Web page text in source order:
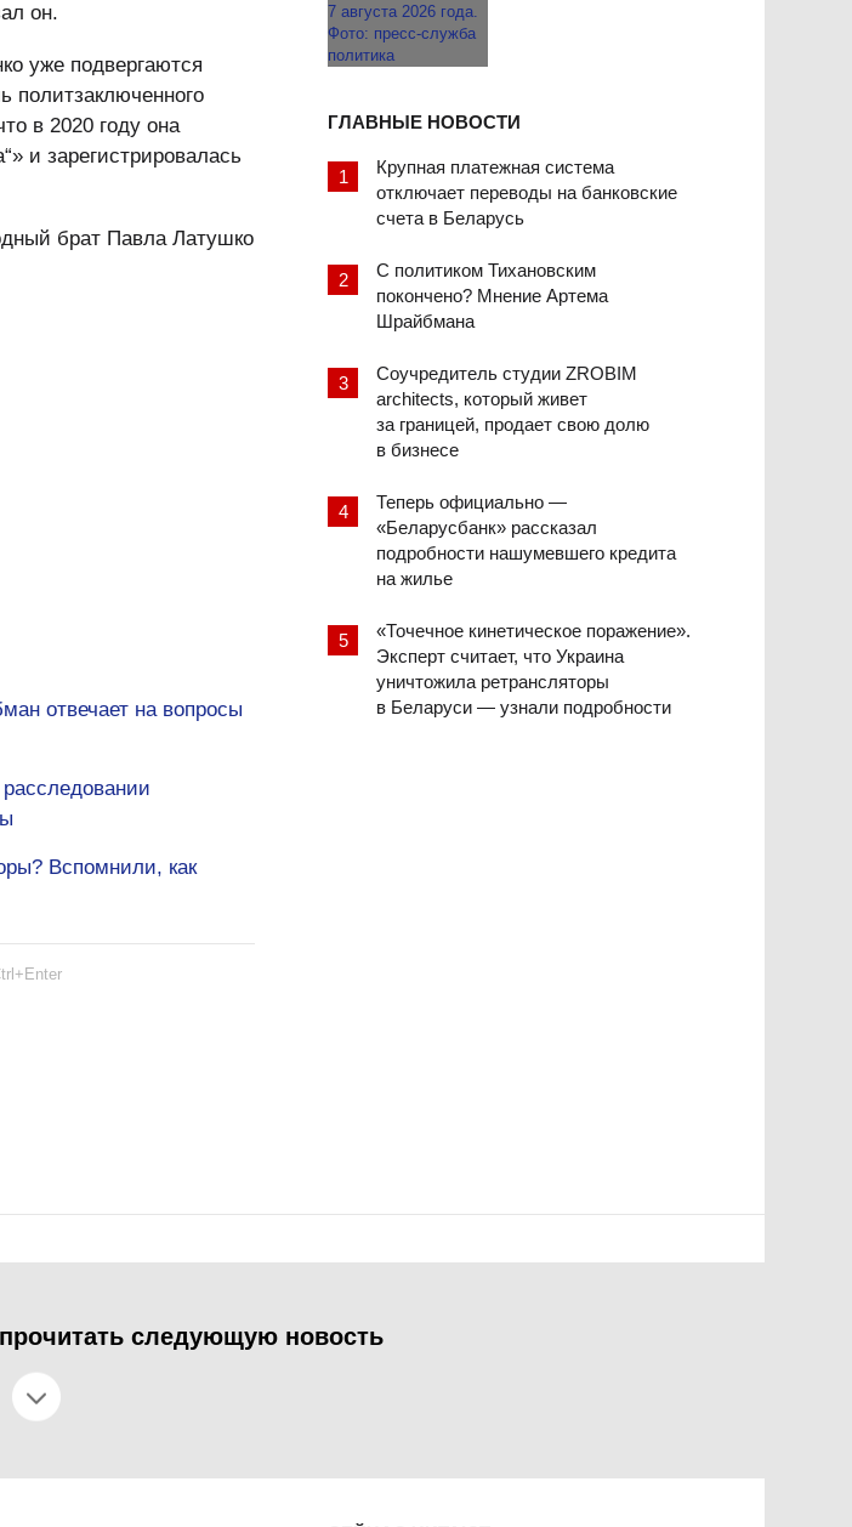
ГЛАВНЫЕ НОВОСТИ
Крупная платежная система
отключает переводы на банковские
счета в Беларусь
С политиком Тихановским
покончено? Мнение Артема
Шрайбмана
Соучредитель студии ZROBIM
architects, который живет
за границей, продает свою долю
в бизнесе
Теперь официально —
«Беларусбанк» рассказал
подробности нашумевшего кредита
на жилье
«Точечное кинетическое поражение».
Эксперт считает, что Украина
уничтожила ретрансляторы
в Беларуси — узнали подробности
он.
уже подвергаются
политзаключенного
в 2020 году она
и зарегистрировалась
брат Павла Латушко
отвечает на вопросы
Вспомнили, как
следующую новость